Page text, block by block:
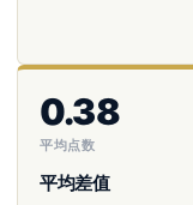
0.38
平均点数
平均差值